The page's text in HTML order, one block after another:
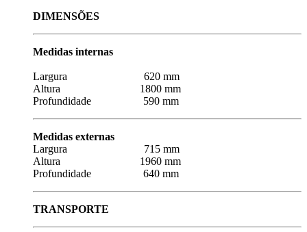
DIMENSÕES
Medidas internas
Largura 620 mm
Altura 1800 mm
Profundidade 590 mm
Medidas externas
Largura 715 mm
Altura 1960 mm
Profundidade 640 mm
TRANSPORTE